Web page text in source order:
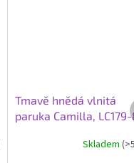
Tmavě hnědá vlnitá
paruka Camilla,
Skladem